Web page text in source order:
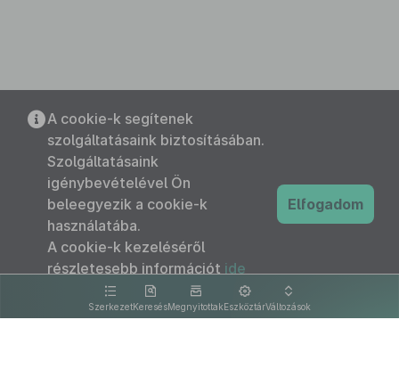
SzerkezetKeresésMegnyitottakEszköztárVáltozások
A cookie-k segítenek
szolgáltatásaink biztosításában.
Szolgáltatásaink
igénybevételével Ön
beleegyezik a cookie-k
használatába.
A cookie-k kezeléséről
részletesebb információt ide
kattintva olvashat.
Elfogadom